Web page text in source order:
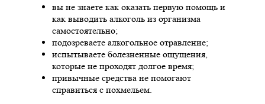
вы не знаете как оказать первую помощь и
как выводить алкоголь из организма
самостоятельно;
подозреваете алкогольное отравление;
испытываете болезненные ощущения,
которые не проходят долгое время;
привычные средства не помогают
справиться с похмельем.